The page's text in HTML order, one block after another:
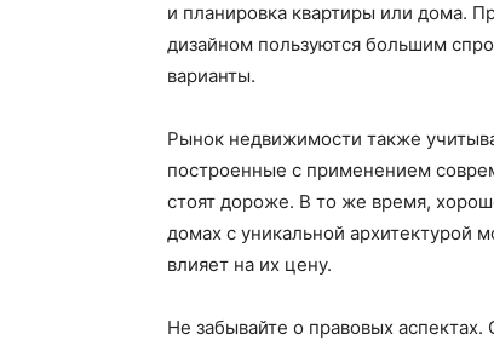
и планировка квартиры или дома.
дизайном пользуются большим
варианты.
Рынок недвижимости также
построенные с применением
стоят дороже. В то же время,
домах с уникальной архитектурой
влияет на их цену.
Не забывайте о правовых